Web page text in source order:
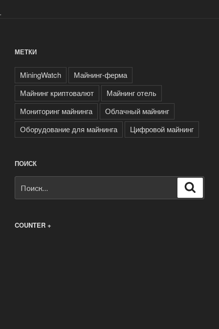
.
МЕТКИ
MiningWatch
Майнинг-ферма
Майнинг криптовалют
Майнинг отель
Мониторинг майнинга
Облачный майнинг
Оборудование для майнинга
Цифровой майнинг
ПОИСК
COUNTER +